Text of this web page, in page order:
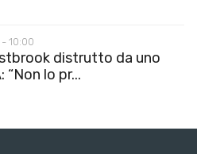
10:00
distrutto da uno
lo pr...